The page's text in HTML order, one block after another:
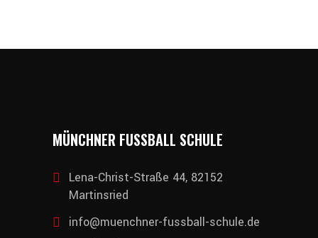
MÜNCHNER FUSSBALL SCHULE
Lena-Christ-Straße 44, 82152
Martinsried
info@muenchner-fussball-schule.de